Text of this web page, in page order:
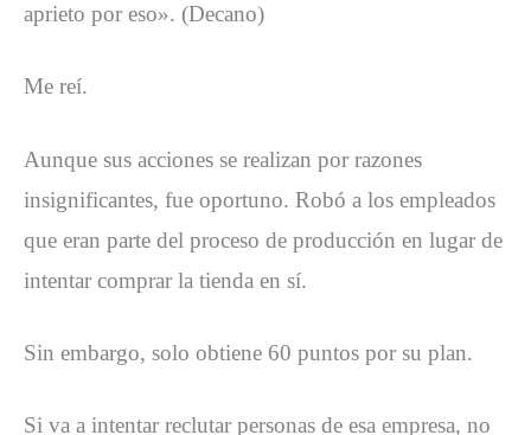
aprieto por eso». (Decano)
Me reí.
Aunque sus acciones se realizan por razones
insignificantes, fue oportuno. Robó a los empleados
que eran parte del proceso de producción en lugar de
intentar comprar la tienda en sí.
Sin embargo, solo obtiene 60 puntos por su plan.
Si va a intentar reclutar personas de esa empresa, no